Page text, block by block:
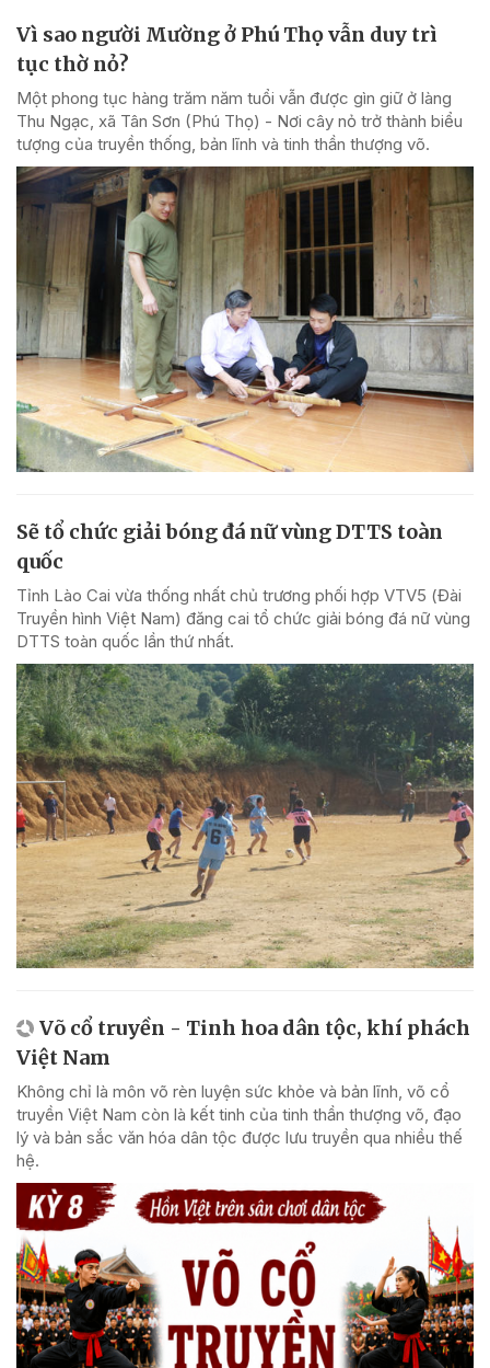
Vì sao người Mường ở Phú Thọ vẫn duy trì
tục thờ nỏ?
Một phong tục hàng trăm năm tuổi vẫn được gìn giữ ở làng
Thu Ngạc, xã Tân Sơn (Phú Thọ) - Nơi cây nỏ trở thành biểu
tượng của truyền thống, bản lĩnh và tinh thần thượng võ.
Sẽ tổ chức giải bóng đá nữ vùng DTTS toàn
quốc
Tỉnh Lào Cai vừa thống nhất chủ trương phối hợp VTV5 (Đài
Truyền hình Việt Nam) đăng cai tổ chức giải bóng đá nữ vùng
DTTS toàn quốc lần thứ nhất.
Võ cổ truyền - Tinh hoa dân tộc, khí phách
Việt Nam
Không chỉ là môn võ rèn luyện sức khỏe và bản lĩnh, võ cổ
truyền Việt Nam còn là kết tinh của tinh thần thượng võ, đạo
lý và bản sắc văn hóa dân tộc được lưu truyền qua nhiều thế
hệ.